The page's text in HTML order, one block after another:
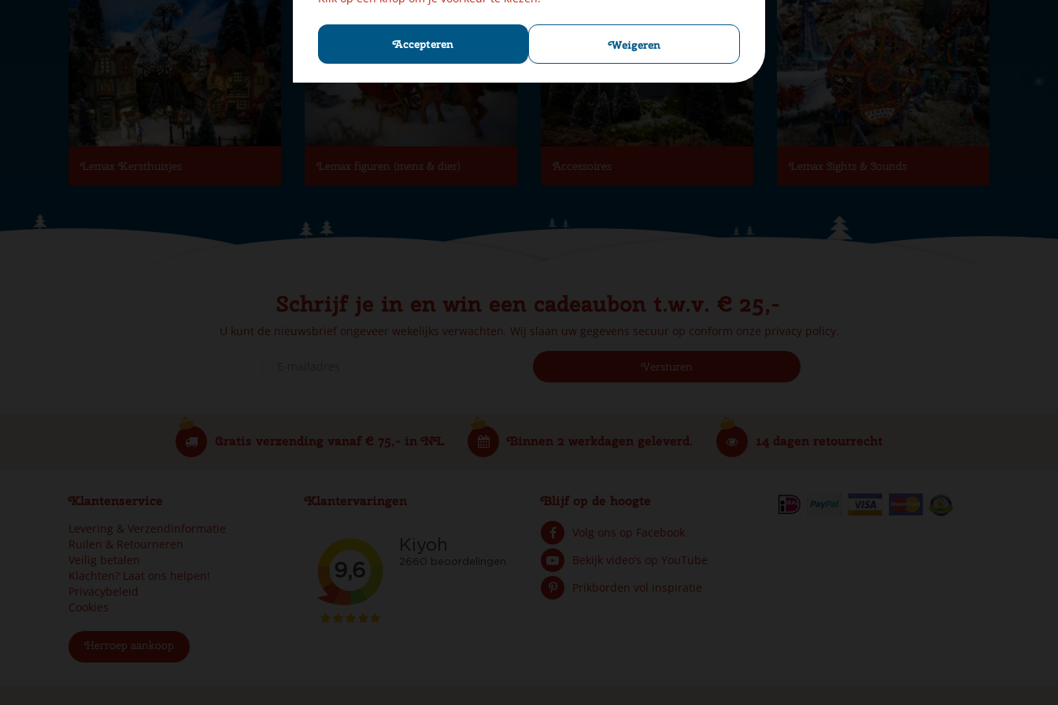
Accepteren Weigeren
Lemax Kersthuisjes Lemax figuren (mens & dier) Accessoires Lemax Sights & Sounds
Schrijf je in en win een cadeaubon t.w.v. € 25,-
U kunt de nieuwsbrief ongeveer wekelijks verwachten. Wij slaan uw gegevens secuur op conform onze privacy policy.
Gratis verzending vanaf € 75,- in NL Binnen 2 werkdagen geleverd. 14 dagen retourrecht
Klantenservice
Levering & Verzendinformatie
Ruilen & Retourneren
Veilig betalen
Klachten? Laat ons helpen!
Privacybeleid
Cookies
Herroep aankoop
Klantervaringen Blijf op de hoogte
Volg ons op Facebook
Bekijk video’s op YouTube
Prikborden vol inspiratie